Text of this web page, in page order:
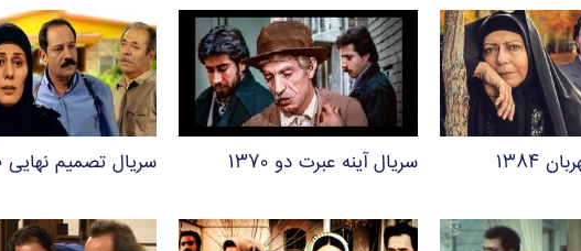
۱۳۸۴ سریال آینه عبرت دو ۱۳۷۰ سریال تصمیم نهایی ۱۳۸۰